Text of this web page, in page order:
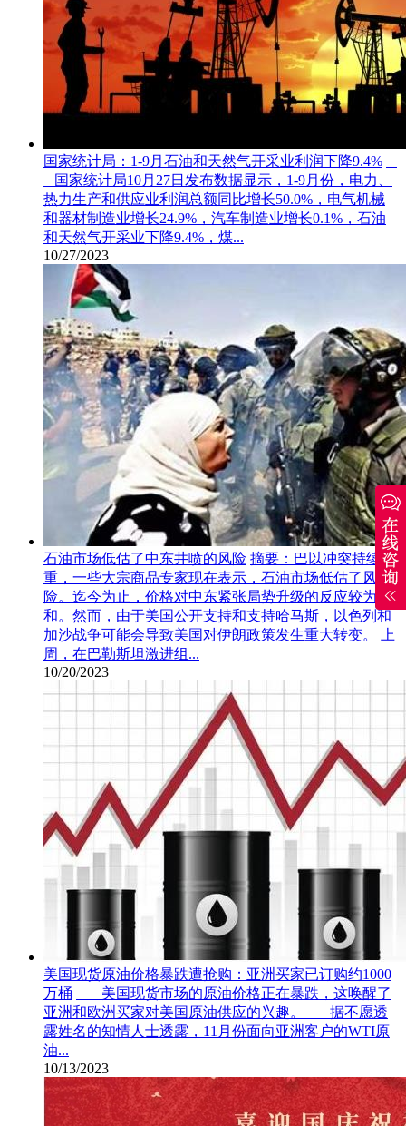
国家统计局：1-9月石油和天然气开采业利润下降9.4%
国家统计局10月27日发布数据显示，1-9月份，电力、
热力生产和供应业利润总额同比增长50.0%，电气机械
和器材制造业增长24.9%，汽车制造业增长0.1%，石油
和天然气开采业下降9.4%，煤...
10/27/2023
石油市场低估了中东井喷的风险 摘要：巴以冲突持续加
重，一些大宗商品专家现在表示，石油市场低估了风
险。迄今为止，价格对中东紧张局势升级的反应较为温
和。然而，由于美国公开支持和支持哈马斯，以色列和
加沙战争可能会导致美国对伊朗政策发生重大转变。 上
周，在巴勒斯坦激进组...
10/20/2023
美国现货原油价格暴跌遭抢购：亚洲买家已订购约1000
万桶
美国现货市场的原油价格正在暴跌，这唤醒了
亚洲和欧洲买家对美国原油供应的兴趣。 据不愿透
露姓名的知情人士透露，11月份面向亚洲客户的WTI原
油...
10/13/2023